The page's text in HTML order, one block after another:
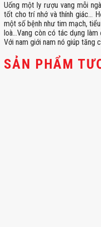
Uống một ly rượu vang mỗi
tốt cho trí nhớ và thính giác…
một số bệnh như tim mạch,
loà…Vang còn có tác dụng
Với nam giới nam nó giúp tăng
SẢN PHẨM